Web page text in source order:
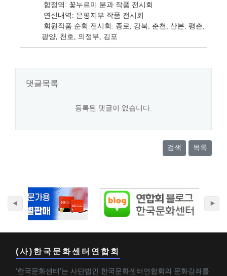
합정역: 꽃누르미 분과 작품 전시회
연신내역: 은평지부 작품 전시회
회원작품 순회 전시회: 종로, 강북, 춘천, 산본, 평촌,
광양, 천호, 의정부, 김포
댓글목록
등록된 댓글이 없습니다.
검색 목록
(사)한국문화센터연합회
'한국문화센터'는 사단법인 한국문화센터연합회의 문화강좌를